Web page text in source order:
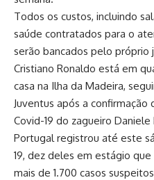
Todos os custos, incluindo
saúde contratados para o
serão bancados pelo próprio
Cristiano Ronaldo está em
casa na Ilha da Madeira,
Juventus após a
Covid-19 do zagueiro Daniele
Portugal registrou até este
19, dez deles em estágio
mais de 1.700 casos